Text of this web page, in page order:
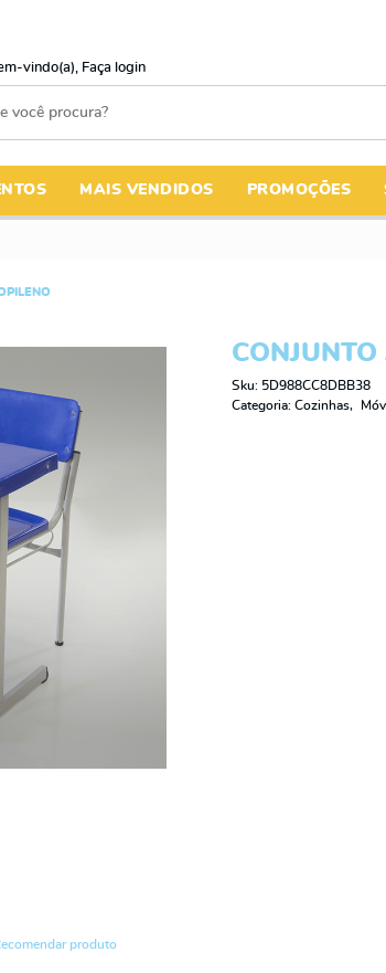
vindo(a), Faça login
MAIS VENDIDOS PROMOÇÕES
produto
Sku: 5D988CC8DBB38
Categoria: Cozinhas